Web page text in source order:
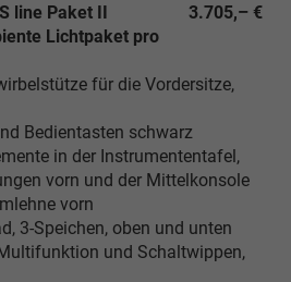
3.705,– €
line Paket II
Lichtpaket pro
für die Vordersitze,
Bedientasten schwarz
in der Instrumententafel,
vorn und der Mittelkonsole
vorn
3-Speichen, oben und unten
und Schaltwippen,